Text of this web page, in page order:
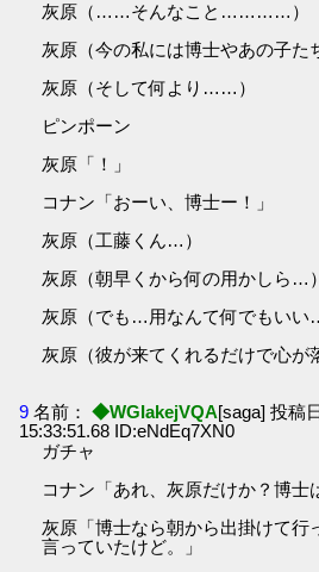
灰原（……そんなこと…………）
灰原（今の私には博士やあの子
灰原（そして何より……）
ピンポーン
灰原「！」
コナン「おーい、博士ー！」
灰原（工藤くん…）
灰原（朝早くから何の用かしら…）
灰原（でも…用なんて何でもい
灰原（彼が来てくれるだけで心が
9 名前： ◆WGIakejVQA[saga] 投稿
15:33:51.68 ID:eNdEq7XN0
ガチャ
コナン「あれ、灰原だけか？博士
灰原「博士なら朝から出掛けて行
言っていたけど。」